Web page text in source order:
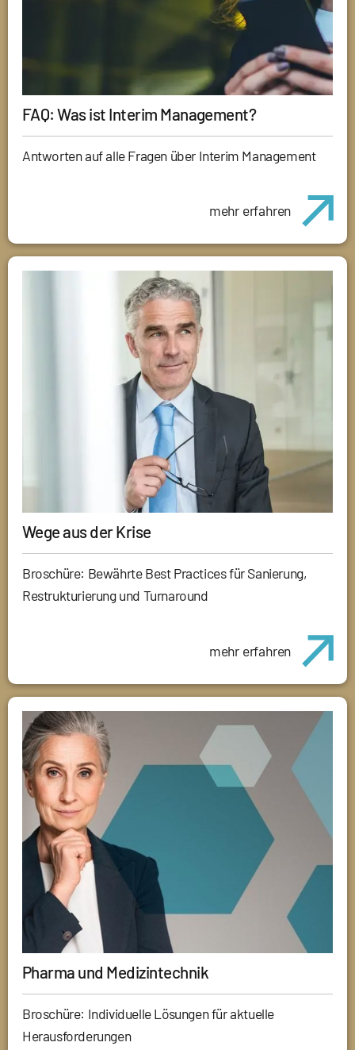
FAQ: Was ist Interim Management?
Antworten auf alle Fragen über Interim Management
mehr erfahren
Wege aus der Krise
Broschüre: Bewährte Best Practices für Sanierung,
Restrukturierung und Turnaround
mehr erfahren
Pharma und Medizintechnik
Broschüre: Individuelle Lösungen für aktuelle
Herausforderungen